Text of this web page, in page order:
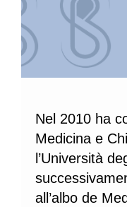
Nel 2010 ha
Medicina e
l’Università
all’albo de